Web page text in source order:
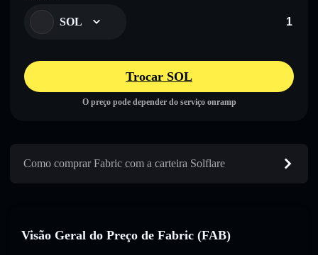
SOL
Trocar SOL
O preço pode depender do serviço onramp
Como comprar Fabric com a carteira Solflare
Visão Geral do Preço de Fabric (FAB)